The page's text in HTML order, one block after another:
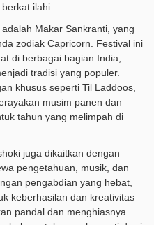
ilahi.
Makar Sankranti, yang
zodiak Capricorn. Festival ini
di berbagai bagian India,
tradisi yang populer.
khusus seperti Til Laddoos,
musim panen dan
tahun yang melimpah di
juga dikaitkan dengan
pengetahuan, musik, dan
pengabdian yang hebat,
keberhasilan dan kreativitas
pandal dan menghiasnya